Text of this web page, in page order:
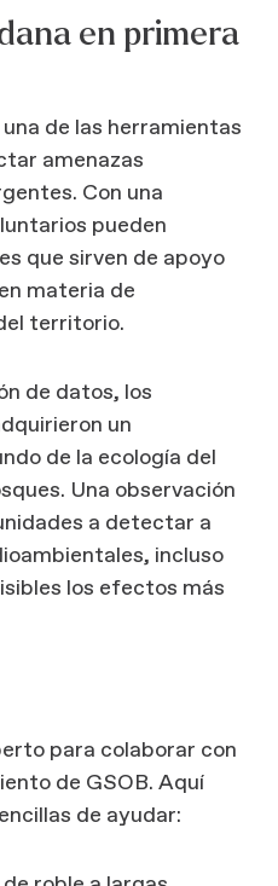
en primera
de las herramientas
amenazas
Con una
pueden
que sirven de apoyo
materia de
territorio.
de datos, los
un
de la ecología del
Una observación
a detectar a
incluso
los efectos más
para colaborar con
de GSOB. Aquí
de ayudar: